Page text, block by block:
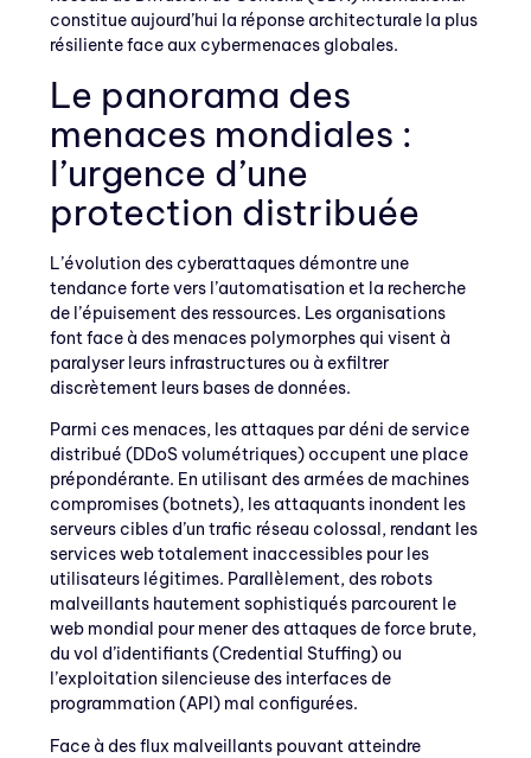
constitue aujourd’hui la réponse architecturale la plus
résiliente face aux cybermenaces globales.
Le panorama des
menaces mondiales :
l’urgence d’une
protection distribuée
L’évolution des cyberattaques démontre une
tendance forte vers l’automatisation et la recherche
de l’épuisement des ressources. Les organisations
font face à des menaces polymorphes qui visent à
paralyser leurs infrastructures ou à exfiltrer
discrètement leurs bases de données.
Parmi ces menaces, les attaques par déni de service
distribué (DDoS volumétriques) occupent une place
prépondérante. En utilisant des armées de machines
compromises (botnets), les attaquants inondent les
serveurs cibles d’un trafic réseau colossal, rendant les
services web totalement inaccessibles pour les
utilisateurs légitimes. Parallèlement, des robots
malveillants hautement sophistiqués parcourent le
web mondial pour mener des attaques de force brute,
du vol d’identifiants (Credential Stuffing) ou
l’exploitation silencieuse des interfaces de
programmation (API) mal configurées.
Face à des flux malveillants pouvant atteindre